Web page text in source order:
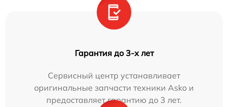
Гарантия до 3-х лет
Сервисный центр устанавливает
оригинальные запчасти техники Asko и
предоставляет гарантию до 3 лет.